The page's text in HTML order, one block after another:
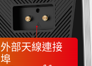
外部天線連接
埠